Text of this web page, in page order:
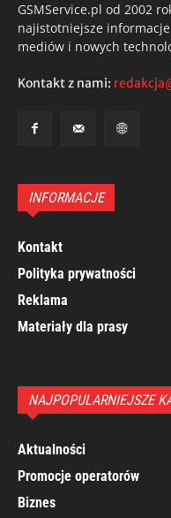
GSMService.pl od 2002
najistotniejsze
mediów i nowych
Kontakt z nami:
INFORMACJE
Kontakt
Polityka prywatności
Reklama
Materiały dla prasy
NAJPOPULARNIEJSZE
Aktualności
Promocje operatorów
Biznes